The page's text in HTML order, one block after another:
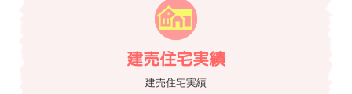
建売住宅実績
建売住宅実績